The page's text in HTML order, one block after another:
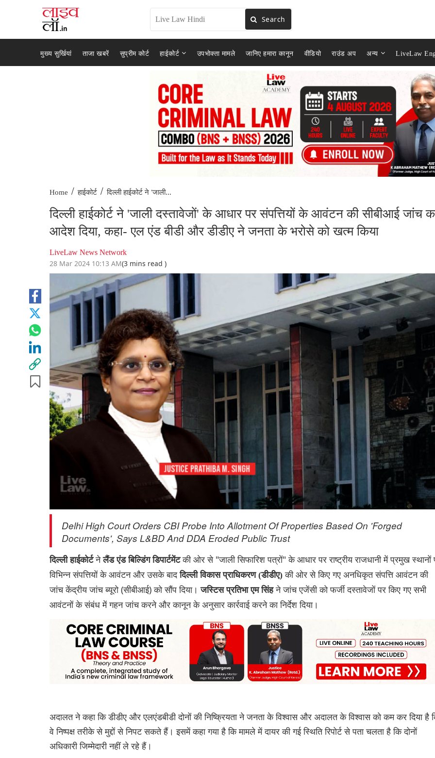
Search
मुख्य सुर्खियां ताजा खबरें सुप्रीम कोर्ट हाईकोर्ट उपभोक्ता मामले जानिए हमारा कानून वीडियो राउंड अप अन्य LiveLaw
Home / हाईकोर्ट / दिल्ली हाईकोर्ट ने 'जाली...
दिल्ली हाईकोर्ट ने 'जाली दस्तावेजों' के आधार पर संपत्तियों के आवंटन की सीबीआई जांच
आदेश दिया, कहा- एल एंड बीडी और डीडीए ने जनता के भरोसे को खत्म किया
LiveLaw News Network
28 Mar 2024 10:13 AM(3 mins read )
Delhi High Court Orders CBI Probe Into Allotment Of Properties Based On 'Forged
Documents', Says L&BD And DDA Eroded Public Trust
दिल्ली हाईकोर्टनेलैंड एंड बि‌‌ल्डिंग डिपार्टमेंटकी ओर से "जाली सिफारिश पत्रों" के आधार पर राष्ट्रीय राजधानी में प्रमुख स्थानों
विभिन्न संपत्तियों के आवंटन और उसके बाददिल्ली विकास प्राधिकरण (डीडीए)की ओर से किए गए अनधिकृत संपत्ति आवंटन की
जांच केंद्रीय जांच ब्यूरो (सीबीआई) को सौंप दिया।जस्टिस प्रतिभा एम सिंहने जांच एजेंसी को फर्जी दस्तावेजों पर किए गए सभी
आवंटनों के संबंध में गहन जांच करने और कानून के अनुसार कार्रवाई करने का निर्देश दिया।
अदालत ने कहा कि डीडीए और एलएंडबीडी दोनों की निष्क्रियता ने जनता के विश्वास और अदालत के विश्वास को कम कर दिया है
वे निष्पक्ष तरीके से मुद्दों से निपट सकते हैं। इसमें कहा गया है कि मामले में दायर की गई स्थिति रिपोर्ट से पता चलता है कि दोनों
अधिकारी जिम्मेदारी नहीं ले रहे हैं।